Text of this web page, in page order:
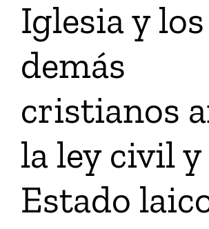
Conócenos
Temas
Boletín Electrónico
Media
Tienda Virtual
Iglesia y los
demás
cristianos
la ley civil y
Estado